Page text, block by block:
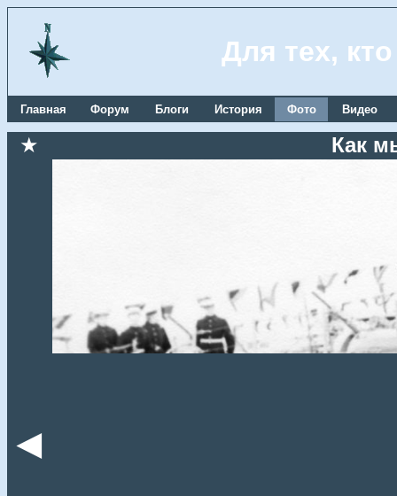
Для тех,
Главная Форум Блоги История Фото Видео
★ Как
◄